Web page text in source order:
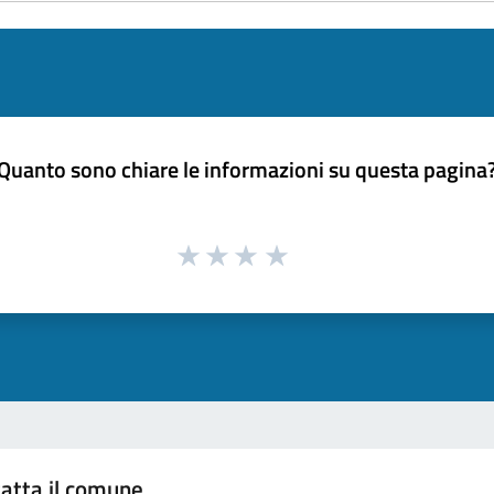
sono chiare le informazioni su questa